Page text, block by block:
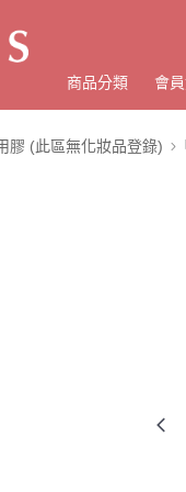
商品分類 會
膠 (此區無化妝品登錄)